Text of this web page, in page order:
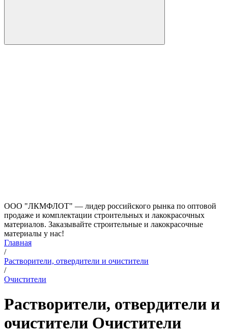
ООО "ЛКМФЛОТ" — лидер российского рынка по оптовой
продаже и комплектации строительных и лакокрасочных
материалов. Заказывайте строительные и лакокрасочные
материалы у нас!
Главная
/
Растворители, отвердители и очистители
/
Очистители
Растворители, отвердители и
очистители Очистители